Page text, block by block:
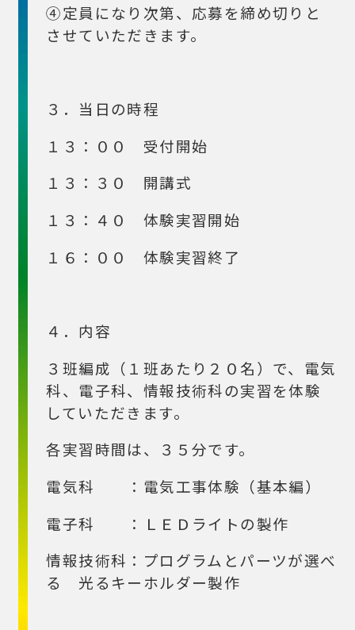
④定員になり次第、応募を締め切りと
させていただきます。
３．当日の時程
１３：００ 受付開始
１３：３０ 開講式
１３：４０ 体験実習開始
１６：００ 体験実習終了
４．内容
３班編成（１班あたり２０名）で、電気
科、電子科、情報技術科の実習を体験
していただきます。
各実習時間は、３５分です。
電気科 ：電気工事体験（基本編）
電子科 ：ＬＥＤライトの製作
情報技術科：プログラムとパーツが選べ
る 光るキーホルダー製作